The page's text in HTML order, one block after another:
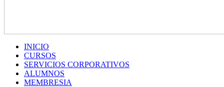
INICIO
CURSOS
SERVICIOS CORPORATIVOS
ALUMNOS
MEMBRESIA